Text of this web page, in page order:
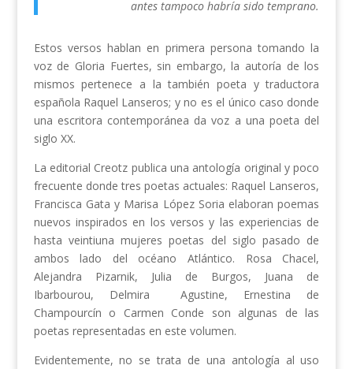
antes tampoco habría sido temprano.
Estos versos hablan en primera persona tomando la
voz de Gloria Fuertes, sin embargo, la autoría de los
mismos pertenece a la también poeta y traductora
española Raquel Lanseros; y no es el único caso donde
una escritora contemporánea da voz a una poeta del
siglo XX.
La editorial Creotz publica una antología original y poco
frecuente donde tres poetas actuales: Raquel Lanseros,
Francisca Gata y Marisa López Soria elaboran poemas
nuevos inspirados en los versos y las experiencias de
hasta veintiuna mujeres poetas del siglo pasado de
ambos lado del océano Atlántico. Rosa Chacel,
Alejandra Pizarnik, Julia de Burgos, Juana de
Ibarbourou, Delmira Agustine, Ernestina de
Champourcín o Carmen Conde son algunas de las
poetas representadas en este volumen.
Evidentemente, no se trata de una antología al uso